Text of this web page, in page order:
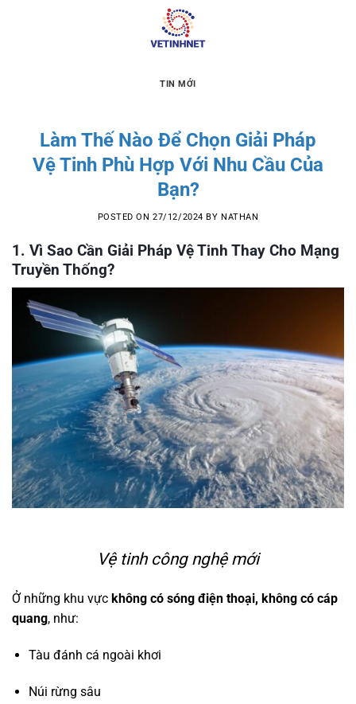
TIN MỚI
Làm Thế Nào Để Chọn Giải Pháp
Vệ Tinh Phù Hợp Với Nhu Cầu Của
Bạn?
POSTED ON27/12/2024 BYNATHAN
1. Vì Sao Cần Giải Pháp Vệ Tinh Thay Cho Mạng
Truyền Thống?
Vệ tinh công nghệ mới
Ở những khu vực không có sóng điện thoại, không có cáp
quang, như:
Tàu đánh cá ngoài khơi
Núi rừng sâu